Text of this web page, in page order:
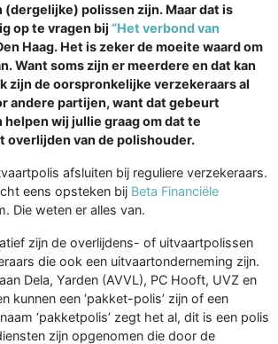
(dergelijke) polissen zijn. Maar dat is
op te vragen bij “Het verbond van
Haag. Het is zeker de moeite waard om
Want soms zijn er meerdere en dat kan
zijn de oorspronkelijke verzekeraars al
andere partijen, want dat gebeurt
helpen wij jullie graag om dat te
overlijden van de polishouder.
afsluiten bij reguliere verzekeraars.
eens opsteken bij Beta Financiële
Die weten er alles van.
zijn de overlijdens- of uitvaartpolissen
die ook een uitvaartonderneming zijn.
Dela, Yarden (AVVL), PC Hooft, UVZ en
kunnen een ‘pakket-polis’ zijn of een
‘pakketpolis’ zegt het al, dit is een polis
zijn opgenomen die door de